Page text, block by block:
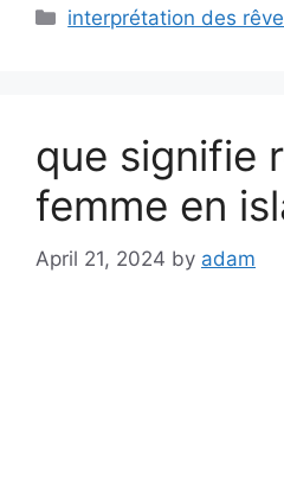
Categories
interprétation des
que signifie
femme en
April 21, 2024 by adam